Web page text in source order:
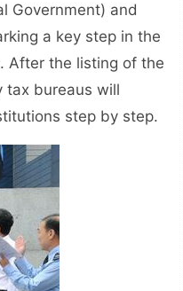
Government) and
a key step in the
After the listing of the
tax bureaus will
step by step.